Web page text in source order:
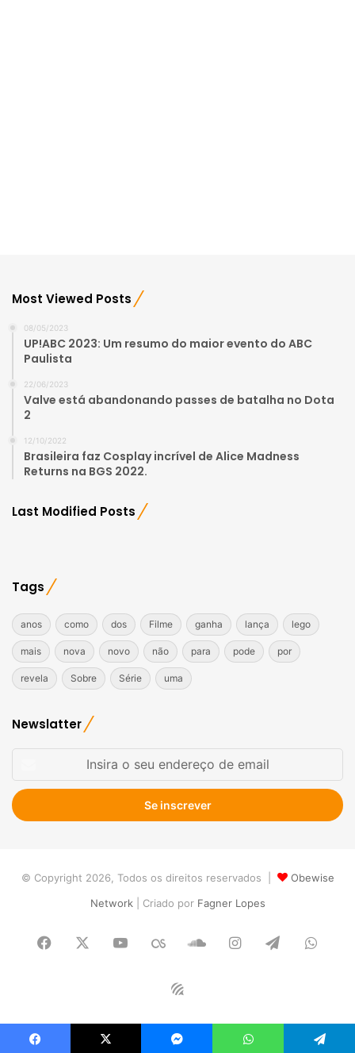
Most Viewed Posts
08/05/2023
UP!ABC 2023: Um resumo do maior evento do ABC
Paulista
22/06/2023
Valve está abandonando passes de batalha no Dota
2
12/10/2022
Brasileira faz Cosplay incrível de Alice Madness
Returns na BGS 2022.
Last Modified Posts
Tags
anos como dos Filme ganha lança lego
mais nova novo não para pode por
revela Sobre Série uma
Newslatter
seu
endereço
de
© Copyright 2026, Todos os direitos reservados |
Obewise
Network| Criado porFagner Lopes
Facebook YouTubeLast.FMSoundCloud
Instagram
Telegram
Obewise
Radio